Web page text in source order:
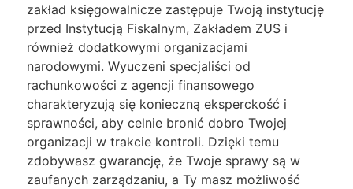
zakład księgowalnicze zastępuje Twoją instytucję
przed Instytucją Fiskalnym, Zakładem ZUS i
również dodatkowymi organizacjami
narodowymi. Wyuczeni specjaliści od
rachunkowości z agencji finansowego
charakteryzują się konieczną eksperckość i
sprawności, aby celnie bronić dobro Twojej
organizacji w trakcie kontroli. Dzięki temu
zdobywasz gwarancję, że Twoje sprawy są w
zaufanych zarządzaniu, a Ty masz możliwość